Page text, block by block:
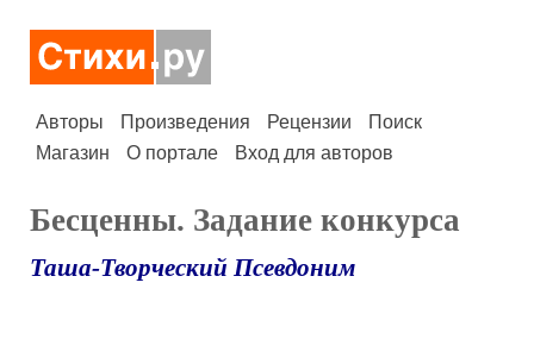
Авторы Произведения Рецензии
Поиск
Магазин
О портале Вход для авторов
Бесценны. Задание конкурса
Таша-Творческий Псевдоним